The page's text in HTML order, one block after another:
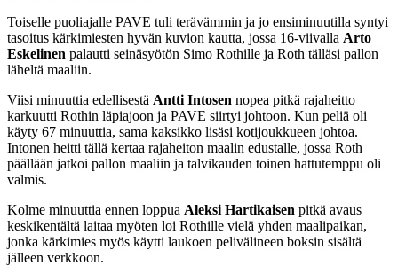
Toiselle puoliajalle PAVE tuli terävämmin ja jo ensiminuutilla syntyi
tasoitus kärkimiesten hyvän kuvion kautta, jossa 16-viivalla Arto
Eskelinen palautti seinäsyötön Simo Rothille ja Roth tälläsi pallon
läheltä maaliin.
Viisi minuuttia edellisestä Antti Intosen nopea pitkä rajaheitto
karkuutti Rothin läpiajoon ja PAVE siirtyi johtoon. Kun peliä oli
käyty 67 minuuttia, sama kaksikko lisäsi kotijoukkueen johtoa.
Intonen heitti tällä kertaa rajaheiton maalin edustalle, jossa Roth
päällään jatkoi pallon maaliin ja talvikauden toinen hattutemppu oli
valmis.
Kolme minuuttia ennen loppua Aleksi Hartikaisen pitkä avaus
keskikentältä laitaa myöten loi Rothille vielä yhden maalipaikan,
jonka kärkimies myös käytti laukoen pelivälineen boksin sisältä
jälleen verkkoon.